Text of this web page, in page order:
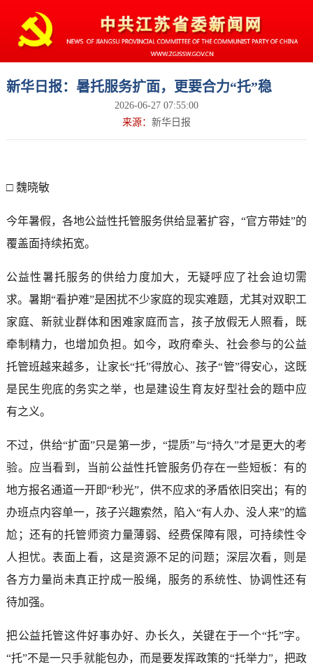
新华日报：暑托服务扩面，更要合力“托”稳
2026-06-27 07:55:00
来源： 新华日报
□ 魏晓敏
今年暑假，各地公益性托管服务供给显著扩容，“官方带娃”的
覆盖面持续拓宽。
公益性暑托服务的供给力度加大，无疑呼应了社会迫切需
求。暑期“看护难”是困扰不少家庭的现实难题，尤其对双职工
家庭、新就业群体和困难家庭而言，孩子放假无人照看，既
牵制精力，也增加负担。如今，政府牵头、社会参与的公益
托管班越来越多，让家长“托”得放心、孩子“管”得安心，这既
是民生兜底的务实之举，也是建设生育友好型社会的题中应
有之义。
不过，供给“扩面”只是第一步，“提质”与“持久”才是更大的考
验。应当看到，当前公益性托管服务仍存在一些短板：有的
地方报名通道一开即“秒光”，供不应求的矛盾依旧突出；有的
办班点内容单一，孩子兴趣索然，陷入“有人办、没人来”的尴
尬；还有的托管师资力量薄弱、经费保障有限，可持续性令
人担忧。表面上看，这是资源不足的问题；深层次看，则是
各方力量尚未真正拧成一股绳，服务的系统性、协调性还有
待加强。
把公益托管这件好事办好、办长久，关键在于一个“托”字。
“托”不是一只手就能包办，而是要发挥政策的“托举力”，把政